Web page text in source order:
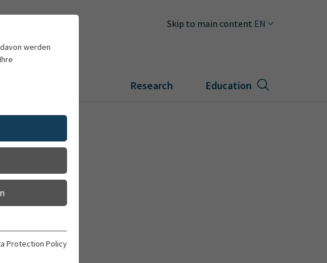
Skip to main content EN
for tropical
Research Education
werden
der Webseite
Protection Policy